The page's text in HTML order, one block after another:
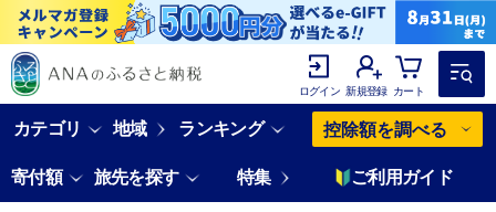
ログイン 新規登録 カート
カテゴリ 地域 ランキング 控除額を調べる
寄付額 旅先を探す 特集 ご利用ガイド